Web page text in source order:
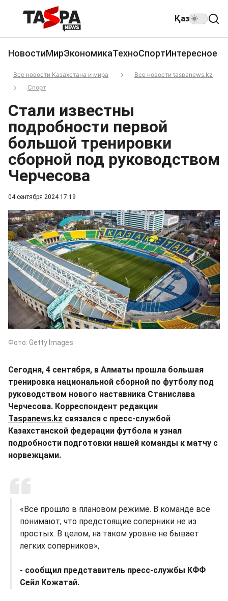
Қаз
НовостиМирЭкономикаТехноСпортИнтересное
Все новости Казахстана и мира
Все новости taspanews.kz
Спорт
04 сентября 2024 17:19
Стали известны
подробности первой
большой тренировки
сборной под руководством
Черчесова
Фото: Getty Images
Сегодня, 4 сентября, в Алматы прошла большая
тренировка национальной сборной по футболу под
руководством нового наставника Станислава
Черчесова. Корреспондент редакции
Taspanews.kz связался с пресс-службой
Казахстанской федерации футбола и узнал
подробности подготовки нашей команды к матчу с
норвежцами.
«Все прошло в плановом режиме. В команде все
понимают, что предстоящие соперники не из
простых. В целом, на таком уровне не бывает
легких соперников»,
- сообщил представитель пресс-службы КФФ
Сейл Кожатай.